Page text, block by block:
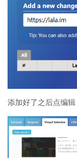
添加好了之后点编